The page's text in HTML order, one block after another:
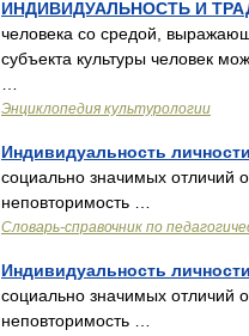
ИНДИВИДУАЛЬНОСТЬ И
человека со средой,
субъекта культуры человек
Энциклопедия культурологии
Индивидуальность личности
социально значимых отличий
неповторимость …
Словарь-справочник по
Индивидуальность личности
социально значимых отличий
неповторимость …